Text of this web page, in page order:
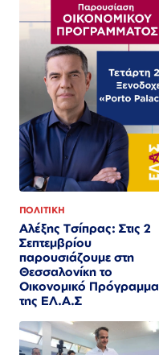
ΠΟΛΙΤΙΚΗ
Αλέξης Τσίπρας: Στις 2
Σεπτεμβρίου
παρουσιάζουμε στη
Θεσσαλονίκη το
Οικονομικό Πρόγραμμα
της ΕΛ.Α.Σ